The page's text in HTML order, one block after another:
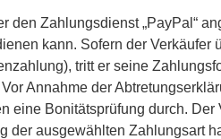
den Zahlungsdienst „PayPal“
kann. Sofern der
tritt er seine
Annahme der
eine Bonitätsprüfung durch.
der ausgewählten Zahlungsart